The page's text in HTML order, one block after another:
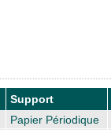
Support
Papier Périodique